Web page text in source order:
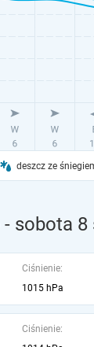
deszcz ze
- sobota 8
Ciśnienie:
1015 hPa
Ciśnienie: